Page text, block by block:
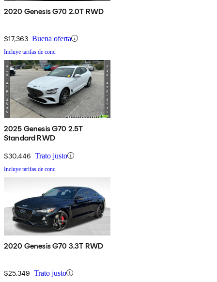
2020 Genesis G70 2.0T RWD
$17,363 Buena oferta
Incluye tarifas de conc.
2025 Genesis G70 2.5T
Standard RWD
$30,446 Trato justo
Incluye tarifas de conc.
2020 Genesis G70 3.3T RWD
$25,349 Trato justo